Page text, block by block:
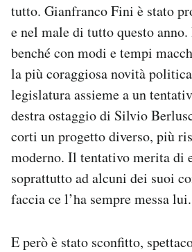
tutto. Gianfranco Fini è stato
e nel male di tutto questo anno.
benché con modi e tempi
la più coraggiosa novità
legislatura assieme a un
destra ostaggio di Silvio
corti un progetto diverso, più
moderno. Il tentativo merita di
soprattutto ad alcuni dei suoi
faccia ce l’ha sempre messa lui.
E però è stato sconfitto,